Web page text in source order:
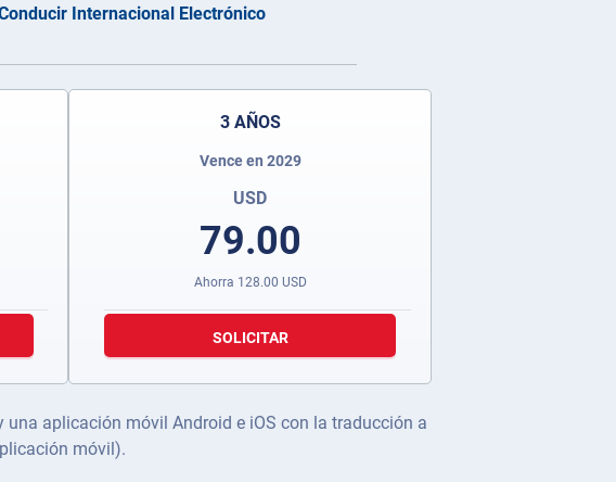
Internacional Electrónico
3 AÑOS
Vence en 2029
USD
79.00
Ahorra 128.00 USD
SOLICITAR
aplicación móvil Android e iOS con la traducción a
móvil).